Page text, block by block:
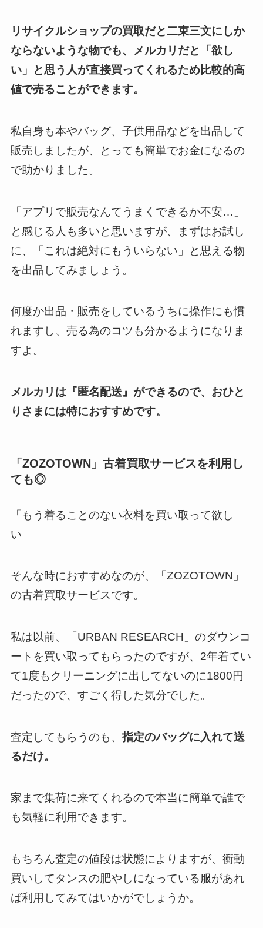
リサイクルショップの買取だと二束三文にしか
ならないような物でも、メルカリだと「欲し
い」と思う人が直接買ってくれるため比較的高
値で売ることができます。
私自身も本やバッグ、子供用品などを出品して
販売しましたが、とっても簡単でお金になるの
で助かりました。
「アプリで販売なんてうまくできるか不安…」
と感じる人も多いと思いますが、まずはお試し
に、「これは絶対にもういらない」と思える物
を出品してみましょう。
何度か出品・販売をしているうちに操作にも慣
れますし、売る為のコツも分かるようになりま
すよ。
メルカリは『匿名配送』ができるので、おひと
りさまには特におすすめです。
「ZOZOTOWN」古着買取サービスを利用し
ても◎
「もう着ることのない衣料を買い取って欲し
い」
そんな時におすすめなのが、「ZOZOTOWN」
の古着買取サービスです。
私は以前、「URBAN RESEARCH」のダウンコ
ートを買い取ってもらったのですが、2年着てい
て1度もクリーニングに出してないのに1800円
だったので、すごく得した気分でした。
査定してもらうのも、指定のバッグに入れて送
るだけ。
家まで集荷に来てくれるので本当に簡単で誰で
も気軽に利用できます。
もちろん査定の値段は状態によりますが、衝動
買いしてタンスの肥やしになっている服があれ
ば利用してみてはいかがでしょうか。